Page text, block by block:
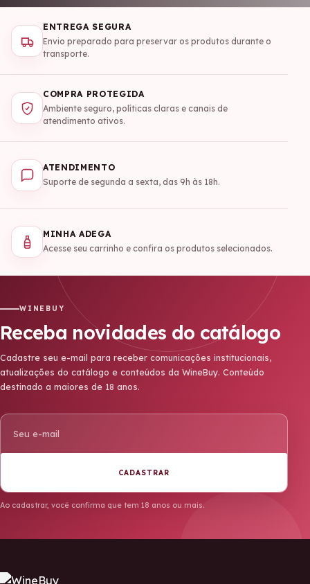
ENTREGA SEGURA
Envio preparado para preservar os produtos durante o
transporte.
COMPRA PROTEGIDA
Ambiente seguro, políticas claras e canais de
atendimento ativos.
ATENDIMENTO
Suporte de segunda a sexta, das 9h às 18h.
MINHA ADEGA
Acesse seu carrinho e confira os produtos selecionados.
WINEBUY
Receba novidades do catálogo
Cadastre seu e-mail para receber comunicações institucionais,
atualizações do catálogo e conteúdos da WineBuy. Conteúdo
destinado a maiores de 18 anos.
CADASTRAR
Ao cadastrar, você confirma que tem 18 anos ou mais.